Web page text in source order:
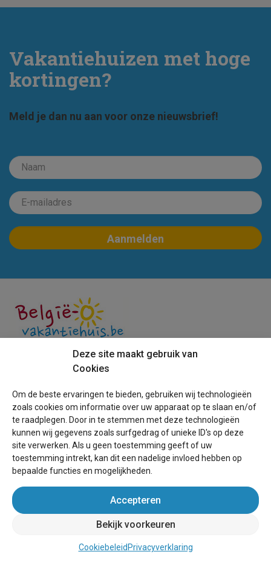
Vakantiehuizen met hoge
kortingen?
Meld je dan nu aan voor onze nieuwsbrief!
Deze site maakt gebruik van
Cookies
Om de beste ervaringen te bieden, gebruiken wij technologieën
zoals cookies om informatie over uw apparaat op te slaan en/of
te raadplegen. Door in te stemmen met deze technologieën
kunnen wij gegevens zoals surfgedrag of unieke ID's op deze
site verwerken. Als u geen toestemming geeft of uw
toestemming intrekt, kan dit een nadelige invloed hebben op
bepaalde functies en mogelijkheden.
Accepteren
Bekijk voorkeuren
Cookiebeleid Privacyverklaring
Boek direct bij de eigenaar!
Over Belgie-vakantiehuis.be
Helpdesk
Handleiding vakantiehuis kopen
Handleiding verkopen vakantiehuis